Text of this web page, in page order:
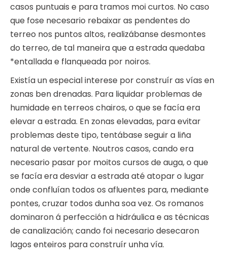
casos puntuais e para tramos moi curtos. No caso
que fose necesario rebaixar as pendentes do
terreo nos puntos altos, realizábanse desmontes
do terreo, de tal maneira que a estrada quedaba
*entallada e flanqueada por noiros.
Existía un especial interese por construír as vías en
zonas ben drenadas. Para liquidar problemas de
humidade en terreos chairos, o que se facía era
elevar a estrada. En zonas elevadas, para evitar
problemas deste tipo, tentábase seguir a liña
natural de vertente. Noutros casos, cando era
necesario pasar por moitos cursos de auga, o que
se facía era desviar a estrada até atopar o lugar
onde confluían todos os afluentes para, mediante
pontes, cruzar todos dunha soa vez. Os romanos
dominaron á perfección a hidráulica e as técnicas
de canalización; cando foi necesario desecaron
lagos enteiros para construír unha vía.